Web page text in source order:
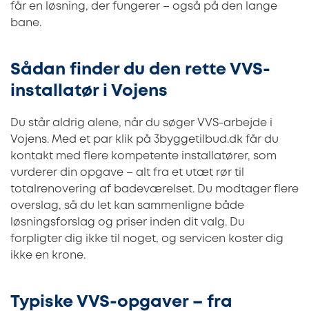
får en løsning, der fungerer – også på den lange
bane.
Sådan finder du den rette VVS-
installatør i Vojens
Du står aldrig alene, når du søger VVS-arbejde i
Vojens. Med et par klik på 3byggetilbud.dk får du
kontakt med flere kompetente installatører, som
vurderer din opgave – alt fra et utæt rør til
totalrenovering af badeværelset. Du modtager flere
overslag, så du let kan sammenligne både
løsningsforslag og priser inden dit valg. Du
forpligter dig ikke til noget, og servicen koster dig
ikke en krone.
Typiske VVS-opgaver – fra